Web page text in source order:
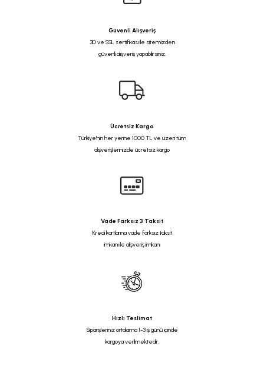
Güvenli Alışveriş
3D ve SSL sertifikası ile sitemizden
güvenli alışveriş yapabilirsiniz.
Ücretsiz Kargo
Türkiye'nin her yerine 1000 TL ve üzeri tüm
alışverişlerinizde ücretsiz kargo
Vade Farksız 3 Taksit
Kredi kartlarına vade farksız taksit
imkanı ile alışveriş imkanı
Hızlı Teslimat
Siparişleriniz ortalama 1-3 iş günü içinde
kargoya verilmektedir.